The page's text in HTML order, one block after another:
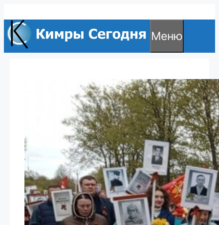
к
содержимому
Меню